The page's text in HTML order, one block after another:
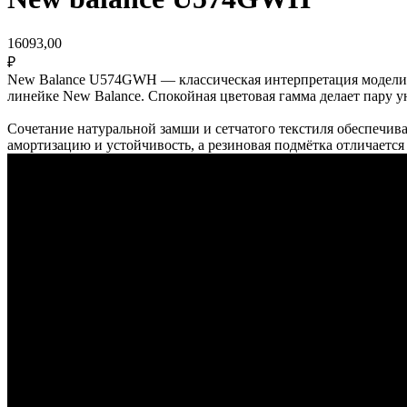
16093,00
₽
New Balance U574GWH — классическая интерпретация
линейке New Balance. Спокойная цветовая гамма делает пару
Сочетание натуральной замши и сетчатого текстиля
амортизацию и устойчивость, а резиновая подмётка